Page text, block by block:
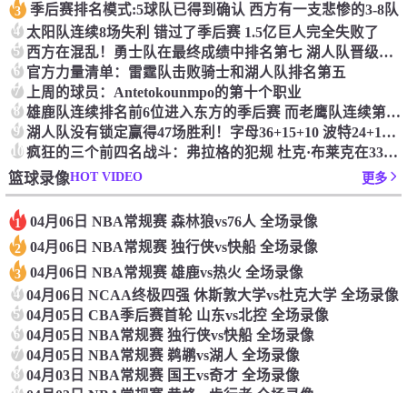
3 季后赛排名模式:5球队已得到确认 西方有一支悲惨的3-8队
4 太阳队连续8场失利 错过了季后赛 1.5亿巨人完全失败了
5 西方在混乱！勇士队在最终成绩中排名第七 湖人队晋级季后赛 火箭向快船送了礼物
6 官方力量清单：雷霆队击败骑士和湖人队排名第五
7 上周的球员：Antetokounmpo的第十个职业
8 雄鹿队连续排名前6位进入东方的季后赛 而老鹰队连续第四年在季后赛中踢球
9 湖人队没有锁定赢得47场胜利！字母36+15+10 波特24+12+8 42胜利以锁定季后赛
10 疯狂的三个前四名战斗：弗拉格的犯规 杜克·布莱克在33秒的惊喜中出现了
篮球录像HOT VIDEO 更多
1 04月06日 NBA常规赛 森林狼vs76人 全场录像
2 04月06日 NBA常规赛 独行侠vs快船 全场录像
3 04月06日 NBA常规赛 雄鹿vs热火 全场录像
4 04月06日 NCAA终极四强 休斯敦大学vs杜克大学 全场录像
5 04月05日 CBA季后赛首轮 山东vs北控 全场录像
6 04月05日 NBA常规赛 独行侠vs快船 全场录像
7 04月05日 NBA常规赛 鹈鹕vs湖人 全场录像
8 04月03日 NBA常规赛 国王vs奇才 全场录像